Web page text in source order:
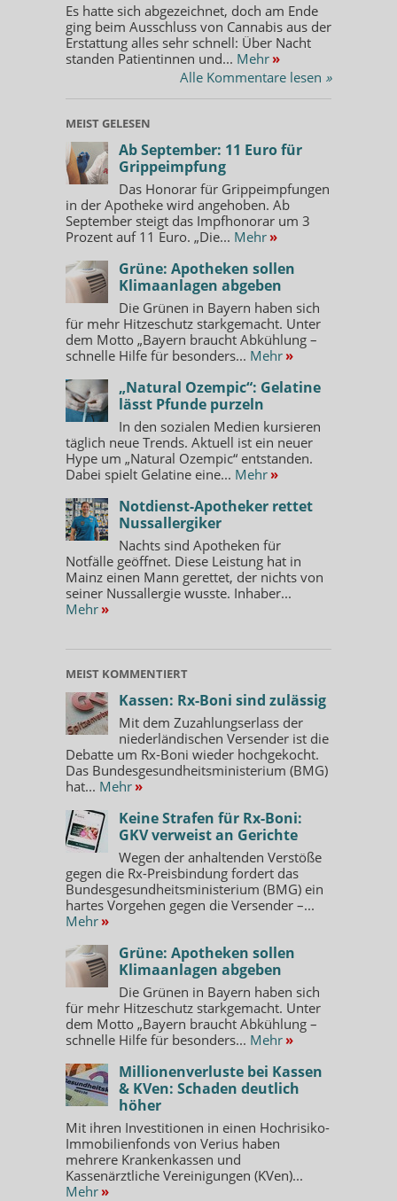
Es hatte sich abgezeichnet, doch am Ende
ging beim Ausschluss von Cannabis aus der
Erstattung alles sehr schnell: Über Nacht
standen Patientinnen und... Mehr »
Alle Kommentare lesen »
MEIST GELESEN
Ab September: 11 Euro für
Grippeimpfung
Das Honorar für Grippeimpfungen
in der Apotheke wird angehoben. Ab
September steigt das Impfhonorar um 3
Prozent auf 11 Euro. „Die... Mehr »
Grüne: Apotheken sollen
Klimaanlagen abgeben
Die Grünen in Bayern haben sich
für mehr Hitzeschutz starkgemacht. Unter
dem Motto „Bayern braucht Abkühlung –
schnelle Hilfe für besonders... Mehr »
„Natural Ozempic“: Gelatine
lässt Pfunde purzeln
In den sozialen Medien kursieren
täglich neue Trends. Aktuell ist ein neuer
Hype um „Natural Ozempic“ entstanden.
Dabei spielt Gelatine eine... Mehr »
Notdienst-Apotheker rettet
Nussallergiker
Nachts sind Apotheken für
Notfälle geöffnet. Diese Leistung hat in
Mainz einen Mann gerettet, der nichts von
seiner Nussallergie wusste. Inhaber...
Mehr »
MEIST KOMMENTIERT
Kassen: Rx-Boni sind zulässig
Mit dem Zuzahlungserlass der
niederländischen Versender ist die
Debatte um Rx-Boni wieder hochgekocht.
Das Bundesgesundheitsministerium (BMG)
hat... Mehr »
Keine Strafen für Rx-Boni:
GKV verweist an Gerichte
Wegen der anhaltenden Verstöße
gegen die Rx-Preisbindung fordert das
Bundesgesundheitsministerium (BMG) ein
hartes Vorgehen gegen die Versender –...
Mehr »
Grüne: Apotheken sollen
Klimaanlagen abgeben
Die Grünen in Bayern haben sich
für mehr Hitzeschutz starkgemacht. Unter
dem Motto „Bayern braucht Abkühlung –
schnelle Hilfe für besonders... Mehr »
Millionenverluste bei Kassen
& KVen: Schaden deutlich
höher
Mit ihren Investitionen in einen Hochrisiko-
Immobilienfonds von Verius haben
mehrere Krankenkassen und
Kassenärztliche Vereinigungen (KVen)...
Mehr »